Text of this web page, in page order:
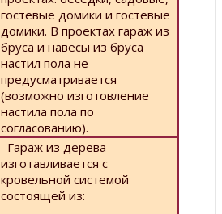
гостевые домики и гостевые
домики. В проектах гараж из
бруса и навесы из бруса
настил пола не
предусматривается
(возможно изготовление
настила пола по
согласованию).
Гараж из дерева
изготавливается с
кровельной системой
состоящей из: